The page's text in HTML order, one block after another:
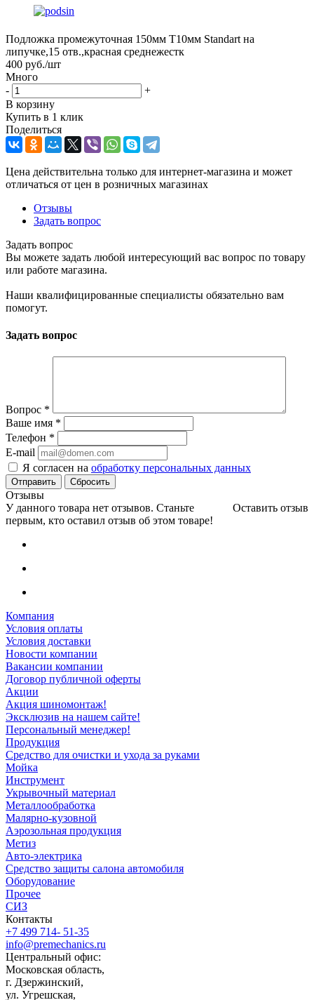
Подложка промежуточная 150мм Т10мм Standart на
липучке,15 отв.,красная среднежестк
400 руб./шт
Много
-
+
В корзину
Купить в 1 клик
Поделиться
Цена действительна только для интернет-магазина и может
отличаться от цен в розничных магазинах
Отзывы
Задать вопрос
Задать вопрос
Вы можете задать любой интересующий вас вопрос по товару
или работе магазина.
Наши квалифицированные специалисты обязательно вам
помогут.
Задать вопрос
Вопрос *
Ваше имя *
Телефон *
E-mail
Я согласен на обработку персональных данных
Сбросить
Отзывы
Оставить отзыв
У данного товара нет отзывов. Станьте
первым, кто оставил отзыв об этом товаре!
Компания
Условия оплаты
Условия доставки
Новости компании
Вакансии компании
Договор публичной оферты
Акции
Акция шиномонтаж!
Эксклюзив на нашем сайте!
Персональный менеджер!
Продукция
Средство для очистки и ухода за руками
Мойка
Инструмент
Укрывочный материал
Металлообработка
Малярно-кузовной
Аэрозольная продукция
Метиз
Авто-электрика
Средство защиты салона автомобиля
Оборудование
Прочее
СИЗ
Контакты
+7 499 714- 51-35
info@premechanics.ru
Центральный офис:
Московская область,
г. Дзержинский,
ул. Угрешская,